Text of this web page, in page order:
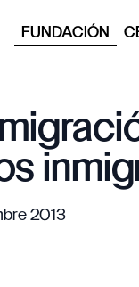
FUNDACIÓN
2013